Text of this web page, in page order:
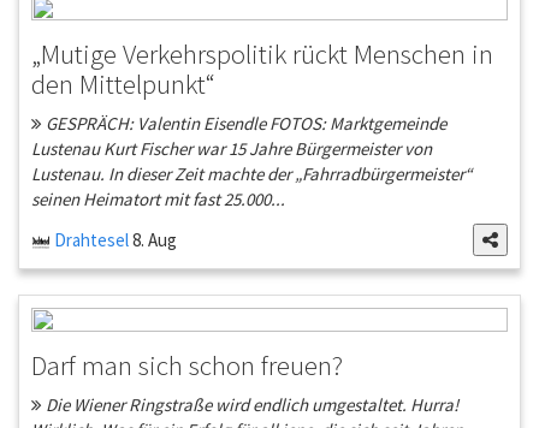
„Mutige Verkehrspolitik rückt Menschen in
den Mittelpunkt“
GESPRÄCH: Valentin Eisendle FOTOS: Marktgemeinde
Lustenau Kurt Fischer war 15 Jahre Bürgermeister von
Lustenau. In dieser Zeit machte der „Fahrradbürgermeister“
seinen Heimatort mit fast 25.000...
Drahtesel8. Aug
Darf man sich schon freuen?
Die Wiener Ringstraße wird endlich umgestaltet. Hurra!